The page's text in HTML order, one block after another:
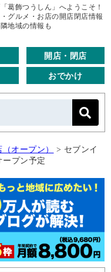
葛飾つうしん」へようこそ！
グルメ・お店の開店閉店情報
地域の情報も
開店・閉店
おでかけ
（オープン） > セブンイ
ープン予定